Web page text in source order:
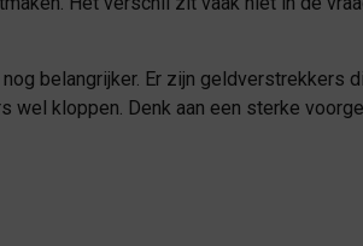
belangrijker. Er zijn geldverstrekkers
wel kloppen. Denk aan een sterke